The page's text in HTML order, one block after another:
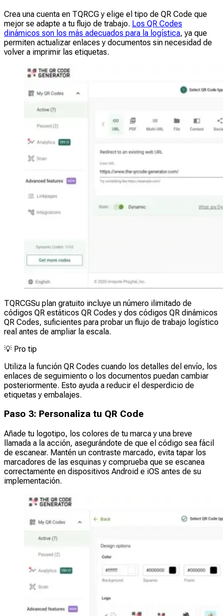
Crea una cuenta en TQRCG y elige el tipo de QR Code que
mejor se adapte a tu flujo de trabajo. Los QR Codes
dinámicos son los más adecuados para la logística, ya que
permiten actualizar enlaces y documentos sin necesidad de
volver a imprimir las etiquetas.
TQRCGSu plan gratuito incluye un número ilimitado de
códigos QR estáticos QR Codes y dos códigos QR dinámicos
QR Codes, suficientes para probar un flujo de trabajo logístico
real antes de ampliar la escala.
💡 Pro tip
Utiliza la función QR Codes cuando los detalles del envío, los
enlaces de seguimiento o los documentos puedan cambiar
posteriormente. Esto ayuda a reducir el desperdicio de
etiquetas y embalajes.
Paso 3: Personaliza tu QR Code
Añade tu logotipo, los colores de tu marca y una breve
llamada a la acción, asegurándote de que el código sea fácil
de escanear. Mantén un contraste marcado, evita tapar los
marcadores de las esquinas y comprueba que se escanea
correctamente en dispositivos Android e iOS antes de su
implementación.